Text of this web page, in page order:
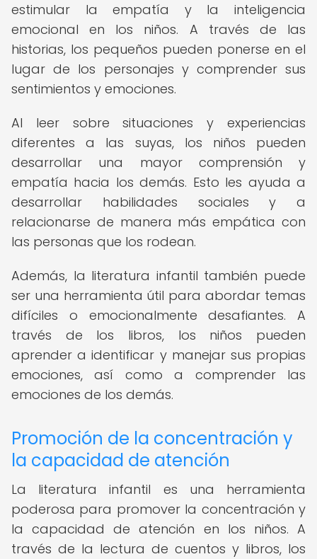
estimular la empatía y la inteligencia
emocional en los niños. A través de las
historias, los pequeños pueden ponerse en el
lugar de los personajes y comprender sus
sentimientos y emociones.
Al leer sobre situaciones y experiencias
diferentes a las suyas, los niños pueden
desarrollar una mayor comprensión y
empatía hacia los demás. Esto les ayuda a
desarrollar habilidades sociales y a
relacionarse de manera más empática con
las personas que los rodean.
Además, la literatura infantil también puede
ser una herramienta útil para abordar temas
difíciles o emocionalmente desafiantes. A
través de los libros, los niños pueden
aprender a identificar y manejar sus propias
emociones, así como a comprender las
emociones de los demás.
Promoción de la concentración y
la capacidad de atención
La literatura infantil es una herramienta
poderosa para promover la concentración y
la capacidad de atención en los niños. A
través de la lectura de cuentos y libros, los